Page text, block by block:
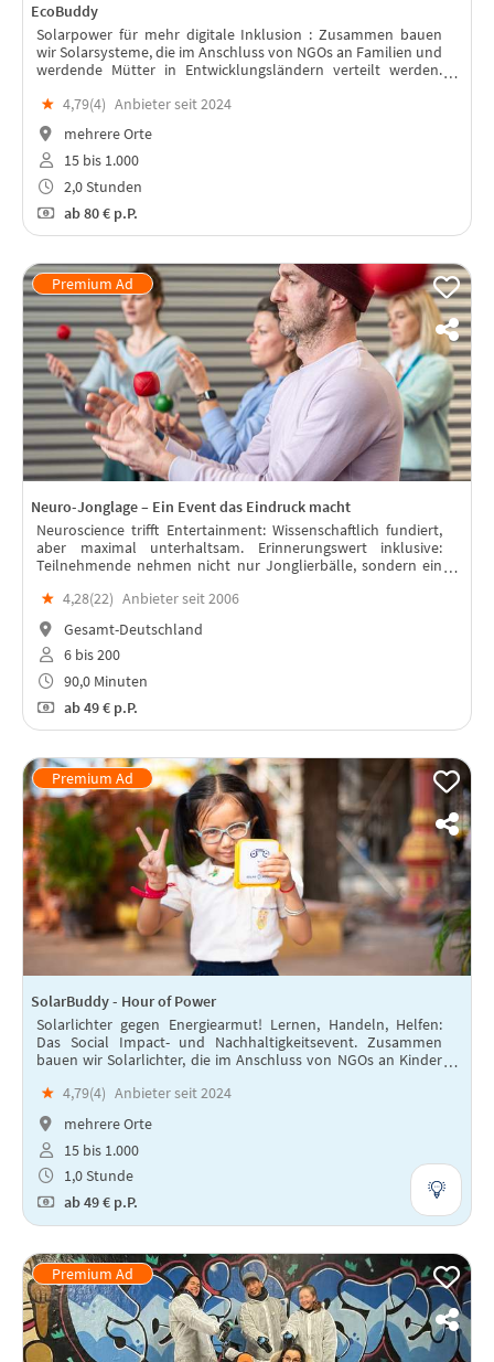
EcoBuddy
Solarpower für mehr digitale Inklusion : Zusammen bauen
wir Solarsysteme, die im Anschluss von NGOs an Familien und
werdende Mütter in Entwicklungsländern verteilt werden.
★ 4,79(4) Anbieter seit 2024
mehrere Orte
15 bis 1.000
2,0 Stunden
ab80 € p.P.
Neuro-Jonglage – Ein Event das Eindruck macht
Neuroscience trifft Entertainment: Wissenschaftlich fundiert,
aber maximal unterhaltsam. Erinnerungswert inklusive:
Teilnehmende nehmen nicht nur Jonglierbälle, sondern ein
★ 4,28(22) Anbieter seit 2006
Gesamt-Deutschland
6 bis 200
90,0 Minuten
ab49 € p.P.
SolarBuddy - Hour of Power
Solarlichter gegen Energiearmut! Lernen, Handeln, Helfen:
Das Social Impact- und Nachhaltigkeitsevent. Zusammen
bauen wir Solarlichter, die im Anschluss von NGOs an Kinder
★ 4,79(4) Anbieter seit 2024
mehrere Orte
15 bis 1.000
1,0 Stunde
ab49 € p.P.